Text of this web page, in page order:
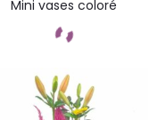
Mini vases coloré
Commandez